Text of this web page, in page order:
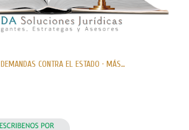
DEMANDAS CONTRA EL ESTADO MÁS…